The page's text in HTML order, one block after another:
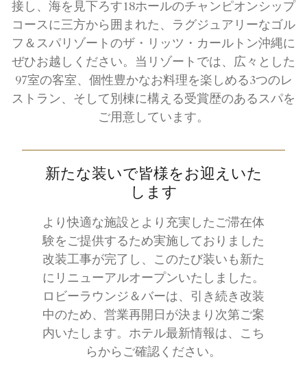
接し、海を見下ろす18ホールのチャンピオンシップ
コースに三方から囲まれた、ラグジュアリーなゴル
フ＆スパリゾートのザ・リッツ・カールトン沖縄に
ぜひお越しください。当リゾートでは、広々とした
97室の客室、個性豊かなお料理を楽しめる3つのレ
ストラン、そして別棟に構える受賞歴のあるスパを
ご用意しています。
新たな装いで皆様をお迎えいた
します
より快適な施設とより充実したご滞在体
験をご提供するため実施しておりました
改装工事が完了し、このたび装いも新た
にリニューアルオープンいたしました。
ロビーラウンジ＆バーは、引き続き改装
中のため、営業再開日が決まり次第ご案
内いたします。ホテル最新情報は、こち
らからご確認ください。